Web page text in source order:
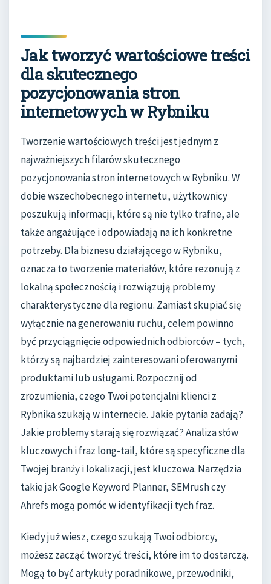
Jak tworzyć wartościowe treści
dla skutecznego
pozycjonowania stron
internetowych w Rybniku
Tworzenie wartościowych treści jest jednym z
najważniejszych filarów skutecznego
pozycjonowania stron internetowych w Rybniku. W
dobie wszechobecnego internetu, użytkownicy
poszukują informacji, które są nie tylko trafne, ale
także angażujące i odpowiadają na ich konkretne
potrzeby. Dla biznesu działającego w Rybniku,
oznacza to tworzenie materiałów, które rezonują z
lokalną społecznością i rozwiązują problemy
charakterystyczne dla regionu. Zamiast skupiać się
wyłącznie na generowaniu ruchu, celem powinno
być przyciągnięcie odpowiednich odbiorców – tych,
którzy są najbardziej zainteresowani oferowanymi
produktami lub usługami. Rozpocznij od
zrozumienia, czego Twoi potencjalni klienci z
Rybnika szukają w internecie. Jakie pytania zadają?
Jakie problemy starają się rozwiązać? Analiza słów
kluczowych i fraz long-tail, które są specyficzne dla
Twojej branży i lokalizacji, jest kluczowa. Narzędzia
takie jak Google Keyword Planner, SEMrush czy
Ahrefs mogą pomóc w identyfikacji tych fraz.
Kiedy już wiesz, czego szukają Twoi odbiorcy,
możesz zacząć tworzyć treści, które im to dostarczą.
Mogą to być artykuły poradnikowe, przewodniki,